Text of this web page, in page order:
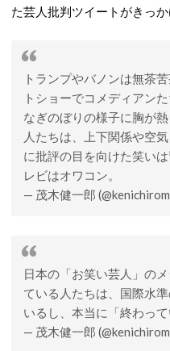
た芸人批判ツイートがきっか
トランプやバノンは無茶
トショーでコメディアン
なぎのぼりの様子に胸が
人たちは、上下関係や空
に批評の目を向けた笑い
レビはオワコン。
— 茂木健一郎
日本の「お笑い芸人」の
ている人たちは、国際水
いるし、本当に「終わって
— 茂木健一郎